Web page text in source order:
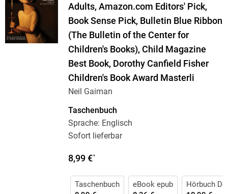
Adults, Amazon.com Editors' Pick,
Book Sense Pick, Bulletin Blue Ribbon
(The Bulletin of the Center for
Children's Books), Child Magazine
Best Book, Dorothy Canfield Fisher
Children's Book Award Masterli
Neil Gaiman
Taschenbuch
Sprache: Englisch
Sofort lieferbar
8,99 €*
Taschenbuch
eBook epub
Hörbuch